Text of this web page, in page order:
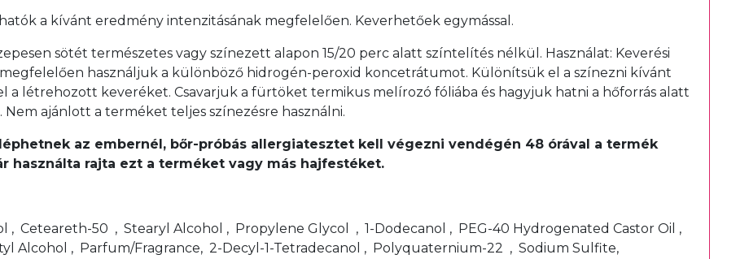
a kívánt eredmény intenzitásának megfelelően. Keverhetőek egymással.
sötét természetes vagy színezett alapon 15/20 perc alatt színtelítés nélkül. Használat: Keverési
megfelelően használjuk a különböző hidrogén-peroxid koncetrátumot. Különítsük el a színezni kívánt
a létrehozott keveréket. Csavarjuk a fürtöket termikus melírozó fóliába és hagyjuk hatni a hőforrás alatt
ajánlott a terméket teljes színezésre használni.
az embernél, bőr-próbás allergiatesztet kell végezni vendégén 48 órával a termék
használta rajta ezt a terméket vagy más hajfestéket.
, Ceteareth-50 , Stearyl Alcohol , Propylene Glycol , 1-Dodecanol , PEG-40 Hydrogenated Castor Oil ,
Alcohol , Parfum/Fragrance, 2-Decyl-1-Tetradecanol , Polyquaternium-22 , Sodium Sulfite,